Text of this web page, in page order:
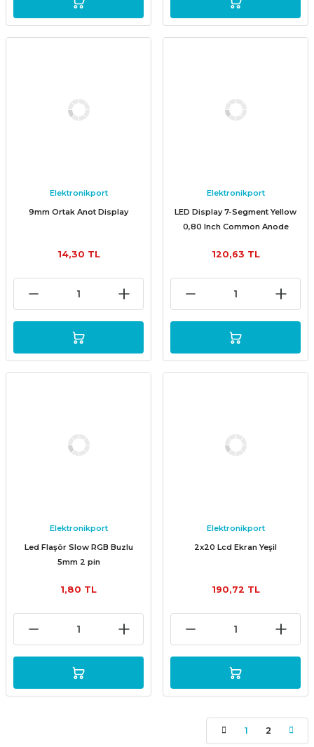
Elektronikport
9mm Ortak Anot Display
14,30 TL
Elektronikport
LED Display 7-Segment Yellow
0,80 Inch Common Anode
120,63 TL
Elektronikport
Led Flaşör Slow RGB Buzlu
5mm 2 pin
1,80 TL
Elektronikport
2x20 Lcd Ekran Yeşil
190,72 TL
1 2